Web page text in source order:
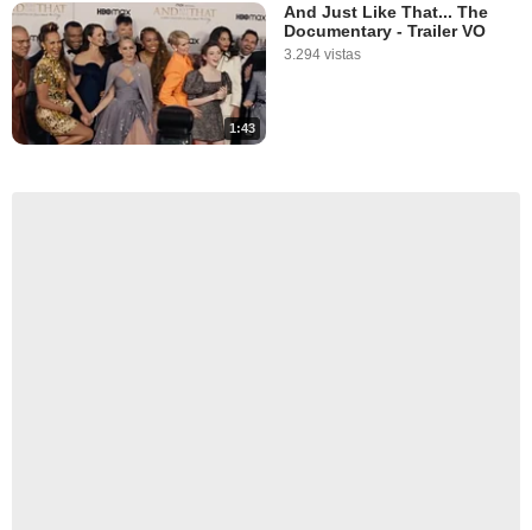
1:43
And Just Like That... The
Documentary - Trailer VO
3.294 vistas